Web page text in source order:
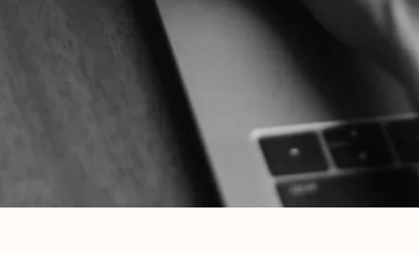
GETXO
KULTUR